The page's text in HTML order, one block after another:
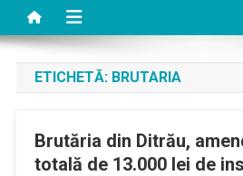
ETICHETĂ: BRUTARIA
Brutăria din Ditrău,
totală de 13.000 lei de